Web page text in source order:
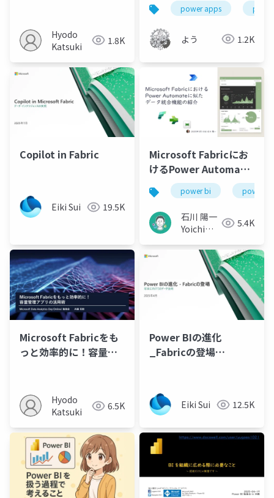
Hyodo
Katsuki
1.8K
power apps
よう 1.2K
Copilot in Fabric
Eiki Sui 19.5K
Microsoft Fabricにお
けるPower Automate
に似たデータ統合機能
の紹介
power bi power
石川 陽一
Yoichi
5.4K
Microsoft Fabricをも
っと効率的に！容量管
Hyodo
Katsuki
6.5K
Power BIの進化
_Fabricの登場
Eiki Sui 12.5K